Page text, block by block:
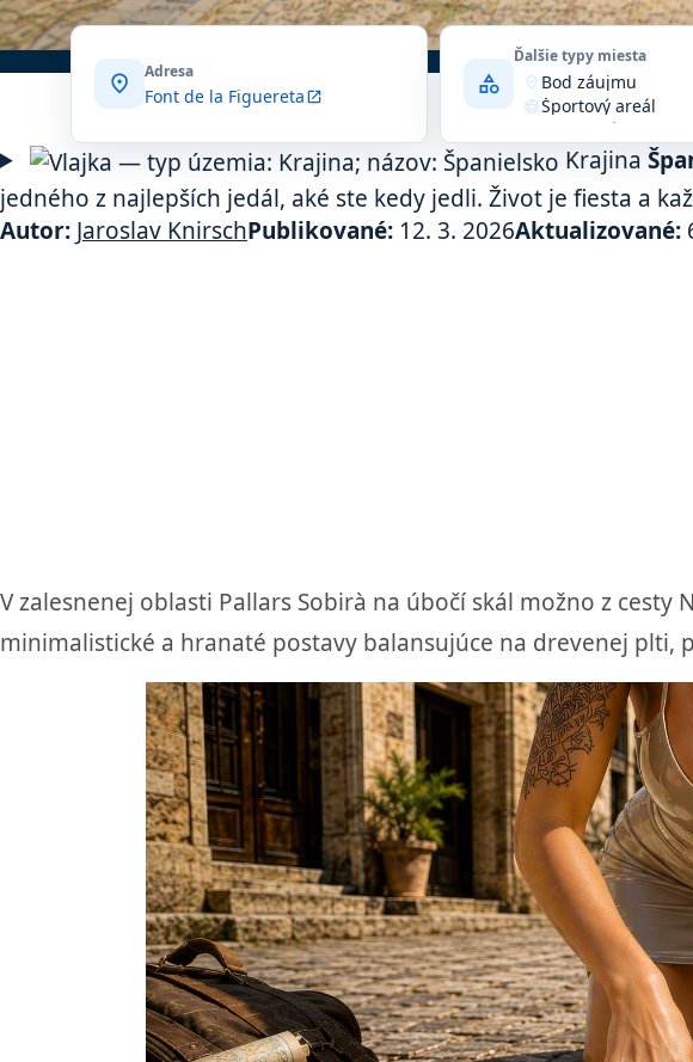
location_on Adresa
Font de la Figueretaopen_in_new category
Ďalšie typy miesta
where_to_vote Bod záujmu
sports_soccerŠportový areál
Turistická atrakcia
location_onZariadenie
Krajina
jedného z najlepších jedál, aké ste kedy jedli. Život je fiesta a
Autor: Jaroslav KnirschPublikované: 12. 3. 2026Aktualizované:
V zalesnenej oblasti Pallars Sobirà na úbočí skál možno z
minimalistické a hranaté postavy balansujúce na drevenej